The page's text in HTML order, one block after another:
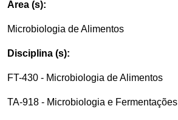
Área (s):
Microbiologia de Alimentos
Disciplina (s):
FT-430 - Microbiologia de Alimentos
TA-918 - Microbiologia e Fermentações